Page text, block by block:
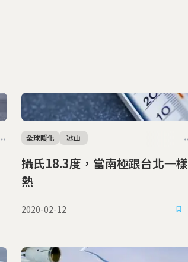
攝氏18.3度，當南極跟台北一樣
熱
全球暖化 冰山
2020-02-12